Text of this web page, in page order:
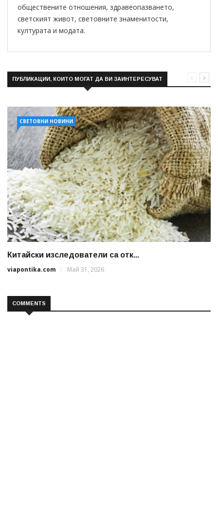
обществените отношения, здравеопазването,
светският живот, световните знаменитости,
културата и модата.
ПУБЛИКАЦИИ, КОИТО МОГАТ ДА ВИ ЗАИНТЕРЕСУВАТ
СВЕТОВНИ НОВИНИ
Китайски изследователи са отк...
viapontika.com
Май 31, 2026
COMMENTS